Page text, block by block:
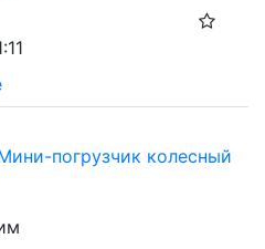
погрузчик колесный